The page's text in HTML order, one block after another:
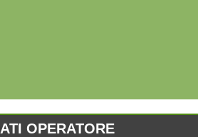
OPERATORE